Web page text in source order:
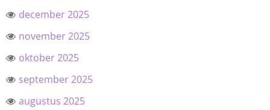
december 2025
november 2025
oktober 2025
september 2025
augustus 2025